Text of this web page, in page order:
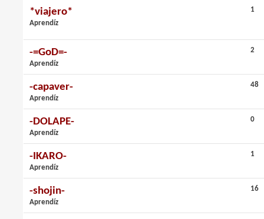
*viajero*
Aprendíz
1
-=GoD=-
Aprendíz
2
-capaver-
Aprendíz
48
-DOLAPE-
Aprendíz
0
-IKARO-
Aprendíz
1
-shojin-
Aprendíz
16